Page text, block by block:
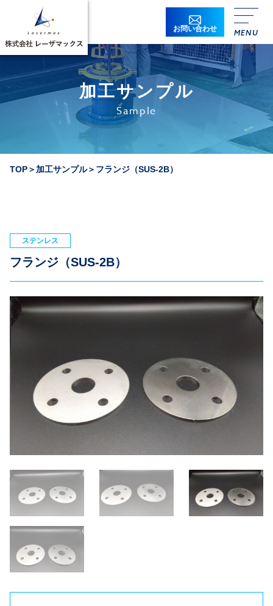
お問い合わせ
加工サンプル
Sample
TOP＞ 加工サンプル＞ フランジ（SUS-2B）
ステンレス
フランジ（SUS-2B）